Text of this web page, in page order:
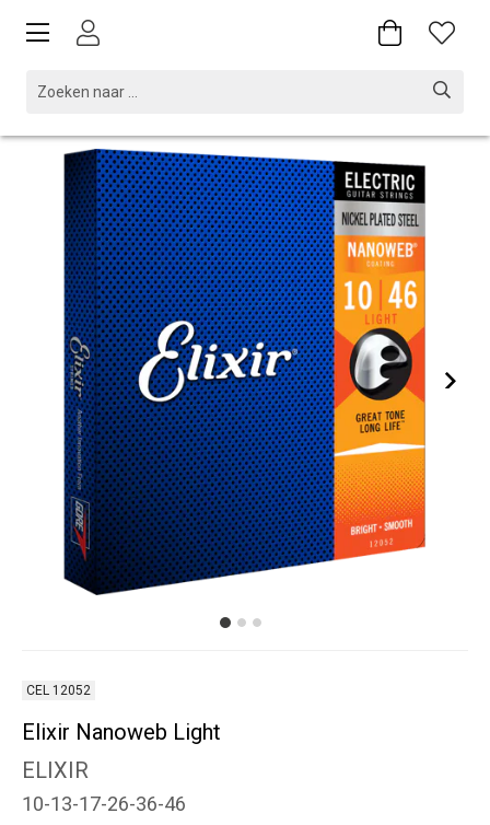
CEL 12052
Elixir Nanoweb Light
ELIXIR
10-13-17-26-36-46